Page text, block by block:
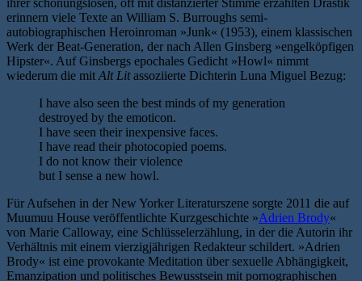
ihrer schonungslosen, oft mit distanzierter Stimme erzählten Drastik
erinnern viele Texte an William S. Burroughs semi-
autobiographischen Heroinroman »Junk« (1953), einem klassischen
Werk der Beat-Generation, der nach Allen Ginsberg »engelköpfigen
Hipster«. Auf Ginsbergs epochales Gedicht »Howl« nimmt
wiederum die mit Alt Litassoziierte Dichterin Luna Miguel Bezug:
I have also seen the best minds of my generation
destroyed by the emoticon.
I have seen their inexpensive faces.
I have read their photocopied poems.
I do not know their violence
but I sense a new howl.
Für Aufsehen in der New Yorker Literaturszene sorgte 2011 die auf
Muumuu House veröffentlichte Kurzgeschichte »Adrien Brody«
von Marie Calloway, eine Schlüsselerzählung, in der die Autorin ihr
Verhältnis mit einem vierzigjährigen Redakteur schildert. »Adrien
Brody« ist eine provokante Meditation über sexuelle Abhängigkeit,
Emanzipation und politisches Bewusstsein mit pornographischen